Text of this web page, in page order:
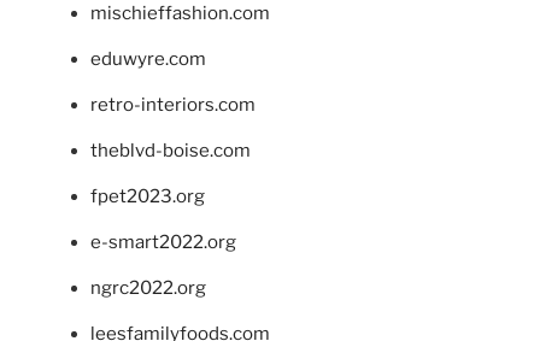
mischieffashion.com
eduwyre.com
retro-interiors.com
theblvd-boise.com
fpet2023.org
e-smart2022.org
ngrc2022.org
leesfamilyfoods.com